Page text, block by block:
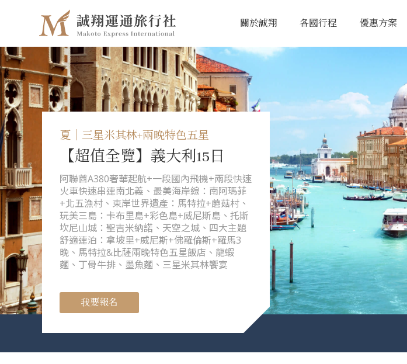
關於誠翔 各國行程 優惠方案
夏｜三星米其林+兩晚特色五星
【超值全覽】義大利15日
阿聯酋A380奢華起航+一段國內飛機+兩段快速
火車快速串連南北義、最美海岸線：南阿瑪菲
+北五漁村、東岸世界遺產：馬特拉+蘑菇村、
玩美三島：卡布里島+彩色島+威尼斯島、托斯
坎尼山城：聖吉米納諾、天空之城、四大主題
舒適連泊：拿坡里+威尼斯+佛羅倫斯+羅馬3
晚、馬特拉&比薩兩晚特色五星飯店、龍蝦
麵、丁骨牛排、墨魚麵、三星米其林饗宴
我要報名